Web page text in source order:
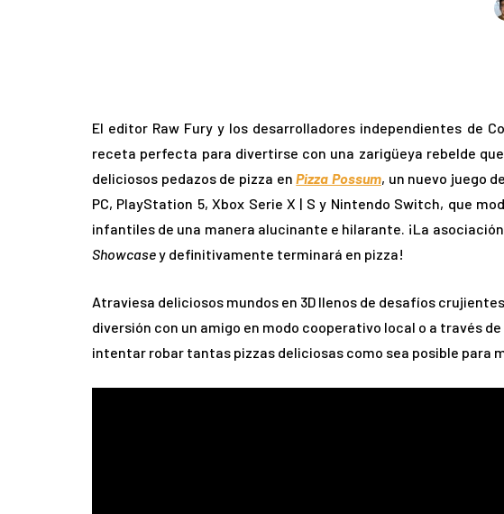
El editor Raw Fury y los desarrolladores independientes de
receta perfecta para divertirse con una zarigüeya rebelde
deliciosos pedazos de pizza enPizza Possum, un nuevo juego
PC, PlayStation 5, Xbox Serie X | S y Nintendo Switch, que
infantiles de una manera alucinante e hilarante. ¡La
Showcasey definitivamente terminará en pizza!
Atraviesa deliciosos mundos en 3D llenos de desafíos
diversión con un amigo en modo cooperativo local o a través
intentar robar tantas pizzas deliciosas como sea posible para